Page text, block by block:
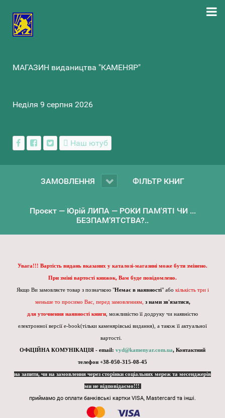
МАГАЗИН видаництва "КАМЕНЯР"
Неділя 9 серпня 2026
Наш ютуб
ЗАМОВЛЕННЯ ФІЛЬТР КНИГ
Проєкт — Юрій ЛИПА — РОКИ ПАМ'ЯТІ ЧИ ...
БЕЗПАМ’ЯТСТВА?..
Увага!!! Вартість видань вказаних у каталозі-магазині може бути змінено.
При зміні вартості книжок, Вам буде повідомлено.
Якщо Ви замовляєте товар з позначкою "Немає в наявності" або кількість три і
меньше то просимо Вас, перед замовленням, з нами зв'язатися,
для уточнення наявності книги , можливістю її додруку чи наявністю
електронної версії e-book(тільки каменярівські видання), а також її актуальної
вартості.
ОФіЦІЙНА КОМУНІКАЦІЯ - email: vyd@kamenyar.com.ua, Контактний
телефон +38-050-315-08-45
на запити, чи на замовлення через сторінки соціальних мереж та месенджерів
ми не відповідаємо!!!
приймамо до оплати банківські картки VISA, Mastercard та інші.